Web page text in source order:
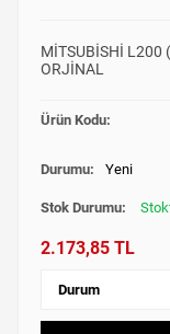
MİTSUBİSHİ L200
ORJİNAL
Ürün Kodu:
Durumu: Yeni
Stok Durumu:
2.173,85 TL
Durum